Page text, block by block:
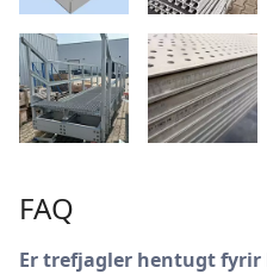
FAQ
Er trefjagler hentugt fyrir